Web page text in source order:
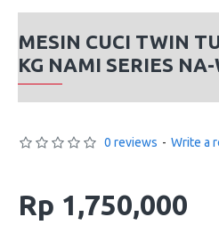
MESIN CUCI TWIN
KG NAMI SERIES
0 reviews - Write a
Rp 1,750,000